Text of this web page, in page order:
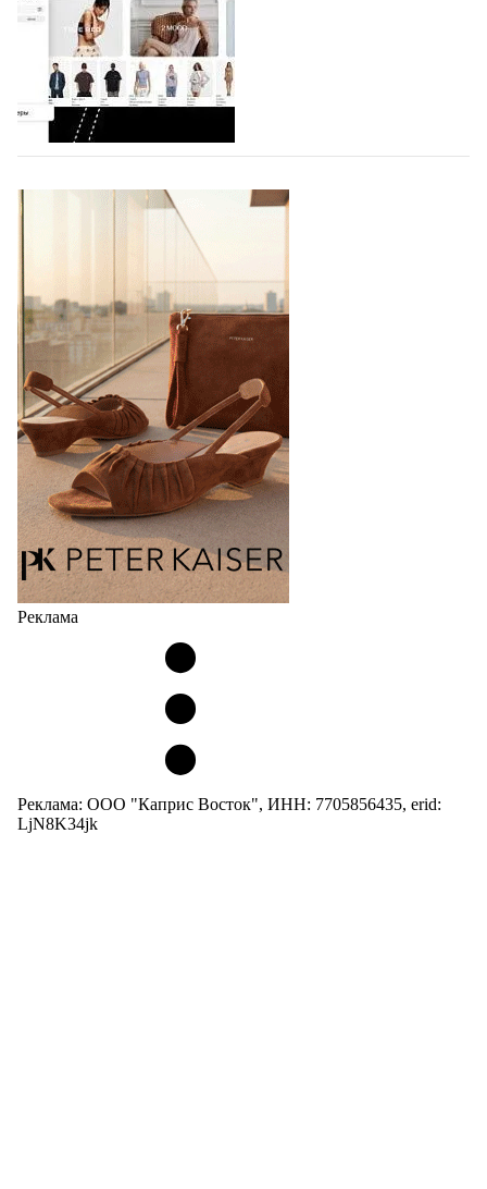
Компания BALLINA Guangzhou Lihuang Footwear
Co., Ltd., основанная в 2011 году и расположенная в
Гуанчжоу, столице моды Китая, является
профессиональной обувной компанией,
объединяющей разработку, производство и…
07.08.2026 763
условия продвижения локальных
дизайнерских марок
Российский маркетплейс Lamoda решил обновить
раздел для продажи продукции локальных
дизайнерских марок одежды, обуви и аксессуаров.
Бренды также получат маркетинговую…
06.08.2026 956
Реклама
Реклама: ООО "Каприс Восток", ИНН: 7705856435, erid:
LjN8K34jk